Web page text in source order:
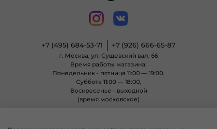
+7 (495) 684-53-71 +7 (926) 666-65-87
г. Москва, ул. Сущевский вал, 66
Время работы магазина:
Понедельник - пятница 11:00 — 19:00,
Суббота 11:00 — 18:00,
Воскресенье - выходной
(время московское)